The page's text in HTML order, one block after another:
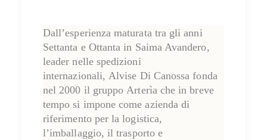
Dall’esperienza maturata tra gli anni
Settanta e Ottanta in Saima Avandero,
leader nelle spedizioni
internazionali, Alvise Di Canossa fonda
nel 2000 il gruppo Arterìa che in breve
tempo si impone come azienda di
riferimento per la logistica,
l’imballaggio, il trasporto e